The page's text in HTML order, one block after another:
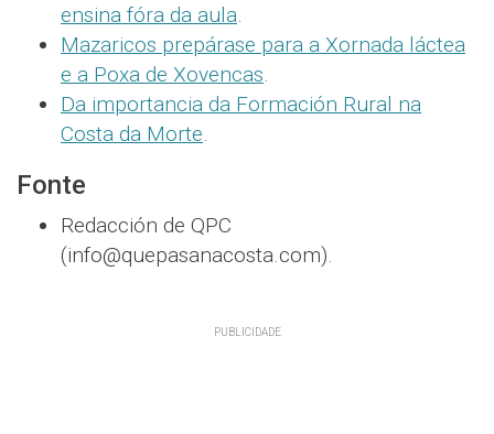
ensina fóra da aula.
Mazaricos prepárase para a Xornada láctea
e a Poxa de Xovencas.
Da importancia da Formación Rural na
Costa da Morte.
Fonte
Redacción de QPC
(info@quepasanacosta.com).